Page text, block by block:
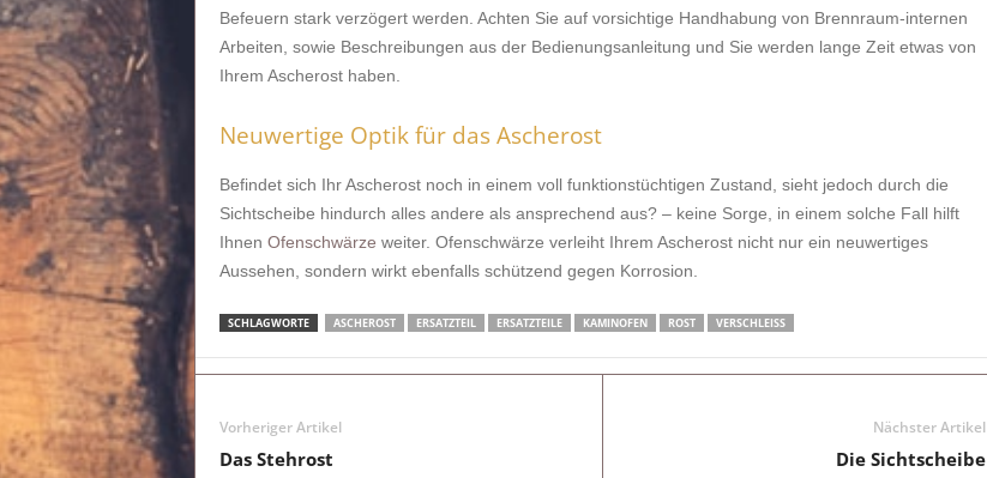
Befeuern stark verzögert werden. Achten Sie auf vorsichtige Handhabung von Brennraum-internen
Arbeiten, sowie Beschreibungen aus der Bedienungsanleitung und Sie werden lange Zeit etwas von
Ihrem Ascherost haben.
Neuwertige Optik für das Ascherost
Befindet sich Ihr Ascherost noch in einem voll funktionstüchtigen Zustand, sieht jedoch durch die
Sichtscheibe hindurch alles andere als ansprechend aus? – keine Sorge, in einem solche Fall hilft
Ihnen Ofenschwärze weiter. Ofenschwärze verleiht Ihrem Ascherost nicht nur ein neuwertiges
Aussehen, sondern wirkt ebenfalls schützend gegen Korrosion.
SCHLAGWORTE ASCHEROST ERSATZTEIL ERSATZTEILE KAMINOFEN ROST VERSCHLEISS
Vorheriger Artikel
Das Stehrost
Nächster Artikel
Die Sichtscheibe